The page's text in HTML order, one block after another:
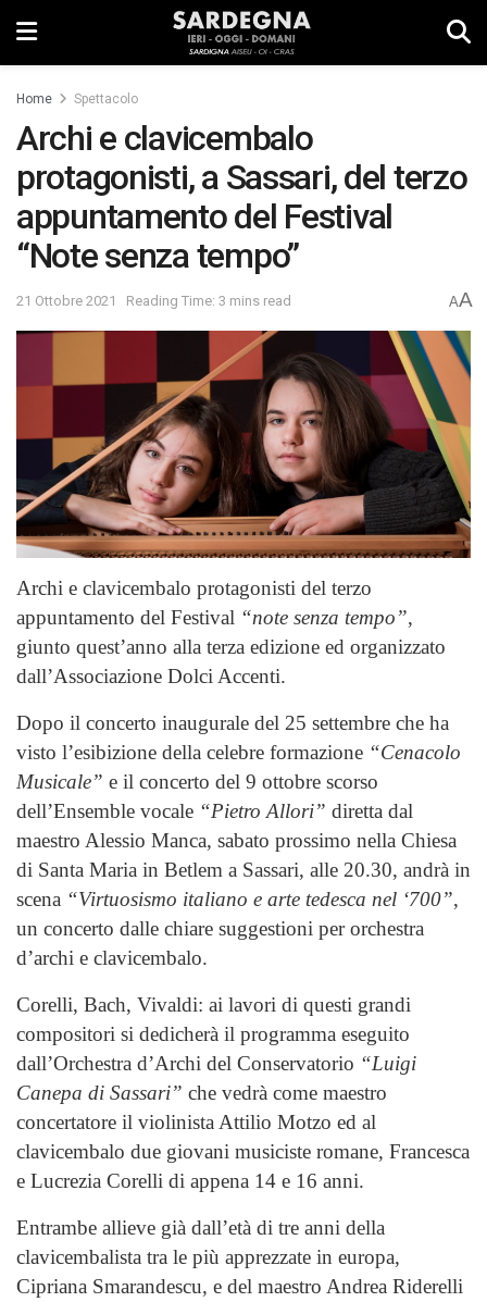
Home Spettacolo
Archi e clavicembalo
protagonisti, a Sassari, del terzo
appuntamento del Festival
“Note senza tempo”
21 Ottobre 2021 Reading Time: 3 mins read AA
Archi e clavicembalo protagonisti del terzo
appuntamento del Festival “note senza tempo”,
giunto quest’anno alla terza edizione ed organizzato
dall’Associazione Dolci Accenti.
Dopo il concerto inaugurale del 25 settembre che ha
visto l’esibizione della celebre formazione “Cenacolo
Musicale” e il concerto del 9 ottobre scorso
dell’Ensemble vocale “Pietro Allori” diretta dal
maestro Alessio Manca, sabato prossimo nella Chiesa
di Santa Maria in Betlem a Sassari, alle 20.30, andrà in
scena “Virtuosismo italiano e arte tedesca nel ‘700”,
un concerto dalle chiare suggestioni per orchestra
d’archi e clavicembalo.
Corelli, Bach, Vivaldi: ai lavori di questi grandi
compositori si dedicherà il programma eseguito
dall’Orchestra d’Archi del Conservatorio “Luigi
Canepa di Sassari” che vedrà come maestro
concertatore il violinista Attilio Motzo ed al
clavicembalo due giovani musiciste romane, Francesca
e Lucrezia Corelli di appena 14 e 16 anni.
Entrambe allieve già dall’età di tre anni della
clavicembalista tra le più apprezzate in europa,
Cipriana Smarandescu, e del maestro Andrea Riderelli